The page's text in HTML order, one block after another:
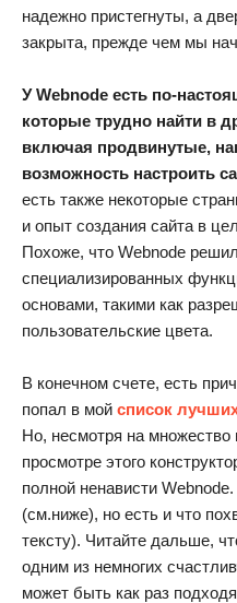
надежно пристегнуты, а
закрыта, прежде чем мы
У Webnode есть по-
которые трудно найти в
включая продвинутые,
возможность настроить
есть также некоторые
и опыт создания сайта в
Похоже, что Webnode
специализированных
основами, такими как
пользовательские цвета.
В конечном счете, есть
попал в мой список
Но, несмотря на множество
просмотре этого
полной ненависти
(см.ниже), но есть и что
тексту). Читайте дальше,
одним из немногих
может быть как раз